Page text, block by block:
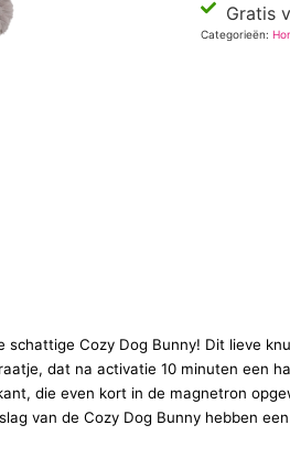
Gratis
Categorieën:
Cozy Dog Bunny! Dit lieve
dat na activatie 10 minuten een
die even kort in de magnetron
van de Cozy Dog Bunny hebben